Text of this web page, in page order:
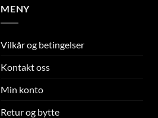
MENY
Vilkår og betingelser
Kontakt oss
Min konto
Retur og bytte